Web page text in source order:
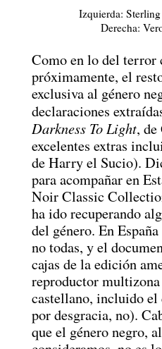
Izquierda:
Derecha:
Como en lo del terror
próximamente, el
exclusiva al género
declaraciones
Darkness To Light,
excelentes extras
de Harry el Sucio).
para acompañar en
Noir Classic
ha ido recuperando
del género. En
no todas, y el
cajas de la edición
reproductor multizona
castellano, incluido el
por desgracia, no).
que el género negro,